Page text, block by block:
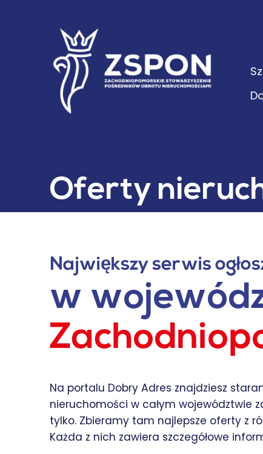
Oferty
Największy serwis
w
Na portalu Dobry Adres znajdziesz
nieruchomości w całym województwie
tylko. Zbieramy tam najlepsze oferty z
Każda z nich zawiera szczegółowe